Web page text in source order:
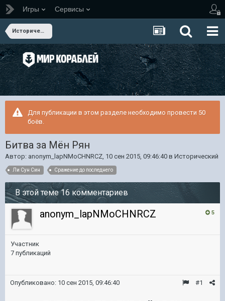
Игры Сервисы
Исторический
Для публикации в этом разделе необходимо провести 50
боёв.
Битва за Мён Рян
Автор: anonym_lapNMoCHNRCZ, 10 сен 2015, 09:46:40 в Исторический
Ли Сун Син Сражение до последнего
В этой теме 16 комментариев
5
anonym_lapNMoCHNRCZ
Участник
7 публикаций
#1
Опубликовано: 10 сен 2015, 09:46:40